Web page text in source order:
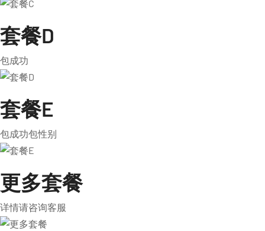
套餐D
包成功
套餐E
包成功包性别
更多套餐
详情请咨询客服